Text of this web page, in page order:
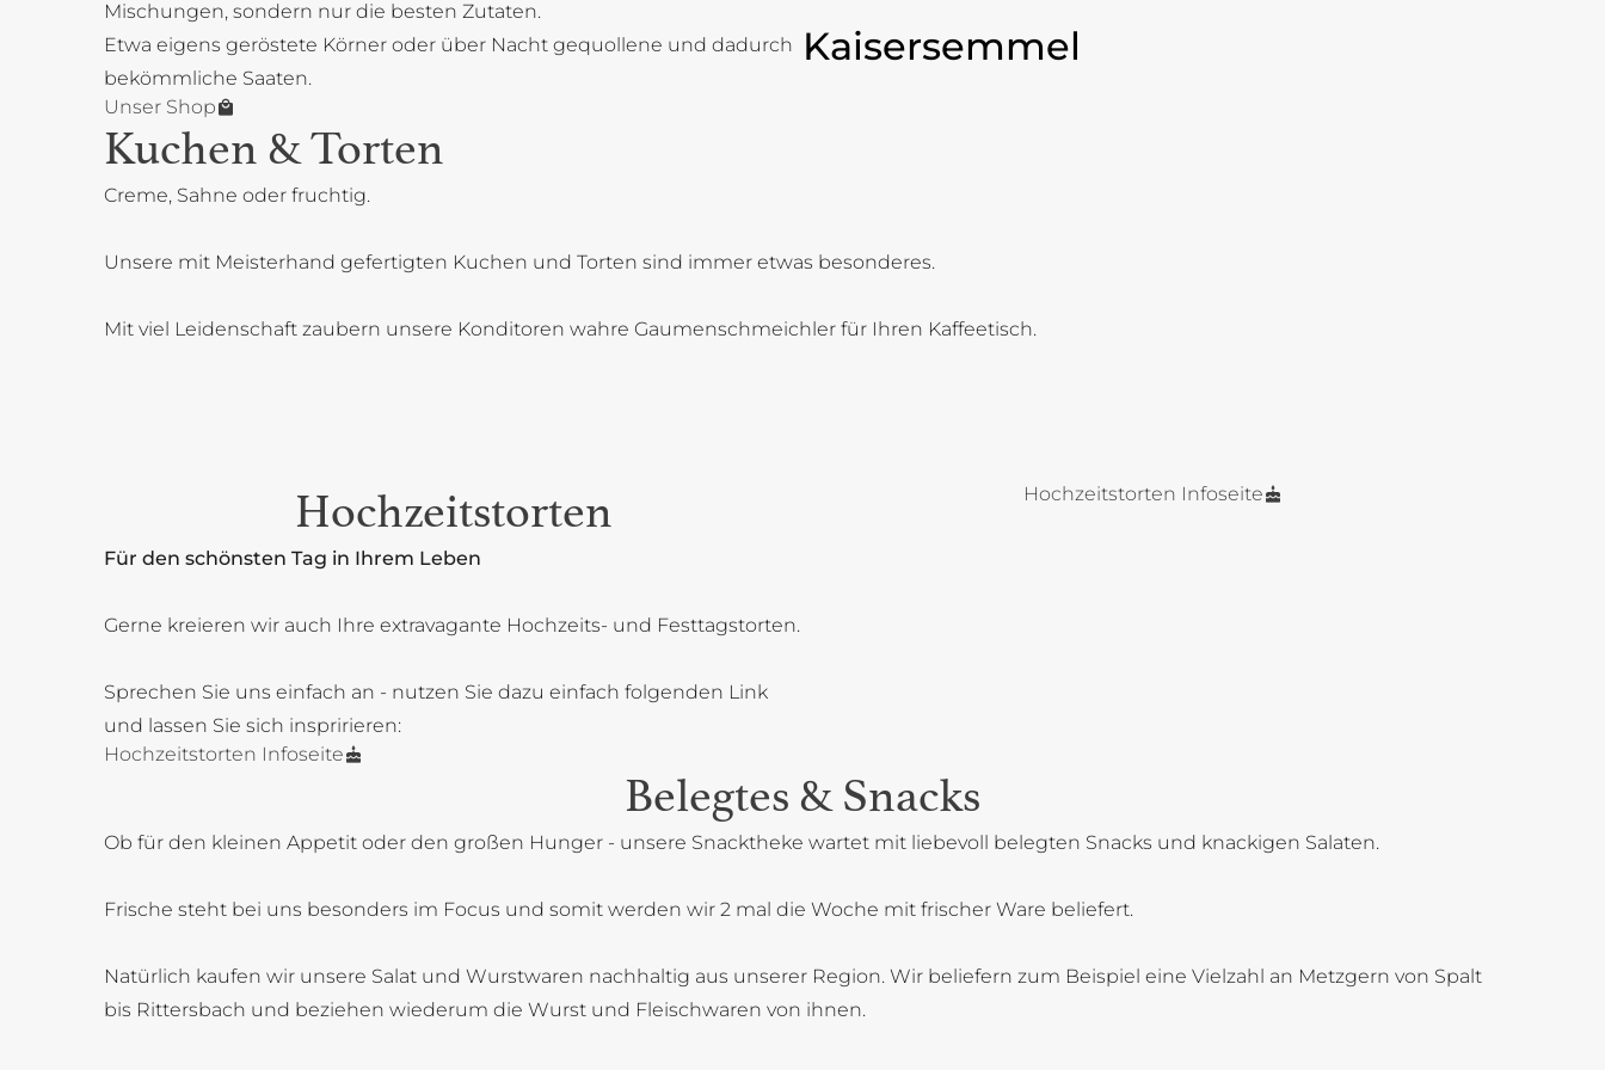
Mischungen, sondern nur die besten Zutaten.
Etwa eigens geröstete Körner oder über Nacht gequollene und dadurch
bekömmliche Saaten.
Unser Shop
Kaisersemmel
Kuchen & Torten
Creme, Sahne oder fruchtig.
Unsere mit Meisterhand gefertigten Kuchen und Torten sind immer etwas besonderes.
Mit viel Leidenschaft zaubern unsere Konditoren wahre Gaumenschmeichler für Ihren Kaffeetisch.
Hochzeitstorten
Für den schönsten Tag in Ihrem Leben
Gerne kreieren wir auch Ihre extravagante Hochzeits- und Festtagstorten.
Sprechen Sie uns einfach an - nutzen Sie dazu einfach folgenden Link
und lassen Sie sich inspririeren:
Hochzeitstorten Infoseite
Hochzeitstorten Infoseite
Belegtes & Snacks
Ob für den kleinen Appetit oder den großen Hunger - unsere Snacktheke wartet mit liebevoll belegten Snacks und knackigen Salaten.
Frische steht bei uns besonders im Focus und somit werden wir 2 mal die Woche mit frischer Ware beliefert.
Natürlich kaufen wir unsere Salat und Wurstwaren nachhaltig aus unserer Region. Wir beliefern zum Beispiel eine Vielzahl an Metzgern von Spalt
bis Rittersbach und beziehen wiederum die Wurst und Fleischwaren von ihnen.